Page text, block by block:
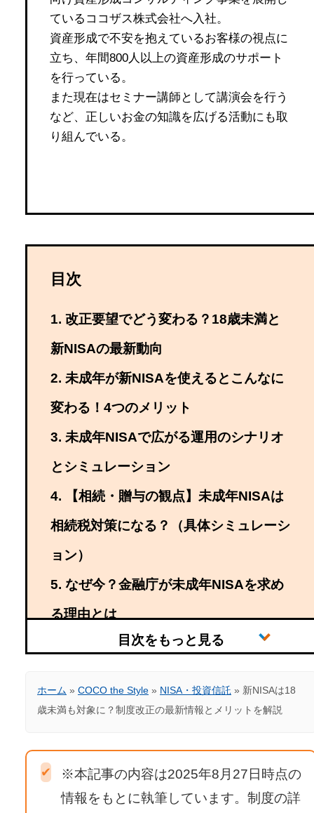
ているココザス株式会社へ入社。
資産形成で不安を抱えているお客様の視点に
立ち、年間800人以上の資産形成のサポート
を行っている。
また現在はセミナー講師として講演会を行う
など、正しいお金の知識を広げる活動にも取
り組んでいる。
目次
改正要望でどう変わる？18歳未満と
新NISAの最新動向
未成年が新NISAを使えるとこんなに
変わる！4つのメリット
未成年NISAで広がる運用のシナリオ
とシミュレーション
【相続・贈与の観点】未成年NISAは
相続税対策になる？（具体シミュレーシ
ョン）
なぜ今？金融庁が未成年NISAを求め
る理由とは
ホーム » COCO the Style » NISA・投資信託 » 新NISAは18
歳未満も対象に？制度改正の最新情報とメリットを解説
✔
※本記事の内容は2025年8月27日時点の
情報をもとに執筆しています。制度の詳